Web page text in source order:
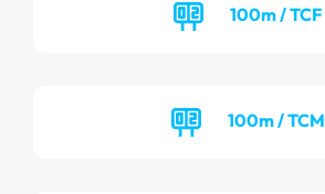
100m / TCF
100m / TCM